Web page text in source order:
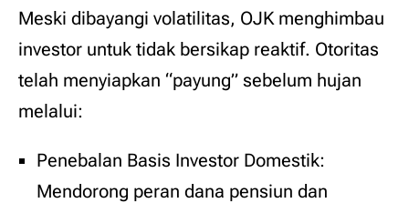
Meski dibayangi volatilitas, OJK menghimbau
investor untuk tidak bersikap reaktif. Otoritas
telah menyiapkan “payung” sebelum hujan
melalui:
Penebalan Basis Investor Domestik:
Mendorong peran dana pensiun dan